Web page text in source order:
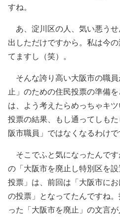
すね。
あ、淀川区の人、気い悪う
出しただけですから。私は今
てますし（笑）。
そんな誇り高い大阪市の職
止」のための住民投票の準備
は、よう考えたらめっちゃキ
投票の結果、もし通ってしも
阪市職員」ではなくなるわけで
そこでふと気になったんで
の「大阪市を廃止し特別区を
投票」は、前回は「大阪市に
の投票」となってたんですね
った「大阪市を廃止」の文言